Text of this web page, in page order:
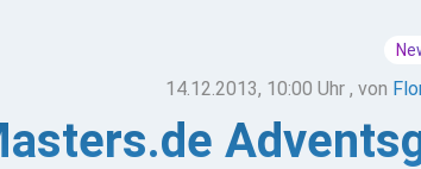
14.12.2013, 10:00 Uhr , von